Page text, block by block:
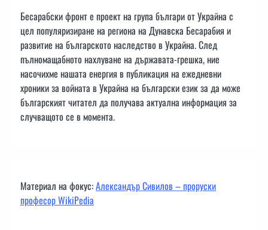
Бесарабски фронт е проект на група българи от Украйна с
цел популяризиране на региона на Дунавска Бесарабия и
развитие на българското наследство в Украйна. След
пълномащабното нахлуване на държавата-грешка, ние
насочихме нашата енергия в публикация на ежедневни
хроники за войната в Украйна на български език за да може
българският читател да получава актуална информация за
случващото се в момента.
Материал на фокус:Александър Сивилов – проруски
професор WikiPedia